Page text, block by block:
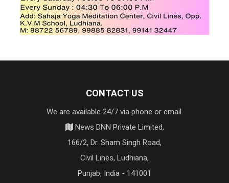
CONTACT US
We are available 24/7 via phone or email.
News DNN Private Limited,
166/2, Dr. Sham Singh Road,
Civil Lines, Ludhiana,
Punjab, India - 141001